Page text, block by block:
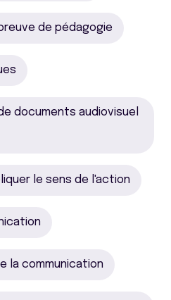
de pédagogie
documents audiovisuel
le sens de l'action
la communication